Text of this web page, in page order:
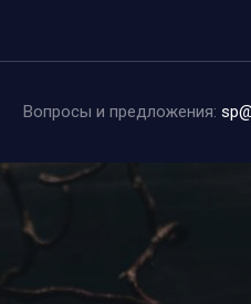
Вопросы и предложения: